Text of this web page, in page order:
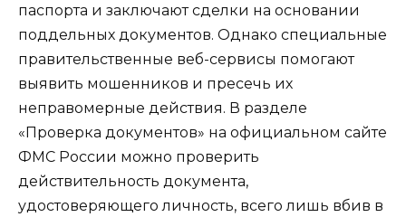
паспорта и заключают сделки на основании
поддельных документов. Однако специальные
правительственные веб-сервисы помогают
выявить мошенников и пресечь их
неправомерные действия. В разделе
«Проверка документов» на официальном сайте
ФМС России можно проверить
действительность документа,
удостоверяющего личность, всего лишь вбив в